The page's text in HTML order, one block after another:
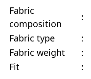
Fabric
composition
:
Fabric type
:
Fabric weight
:
Fit
: